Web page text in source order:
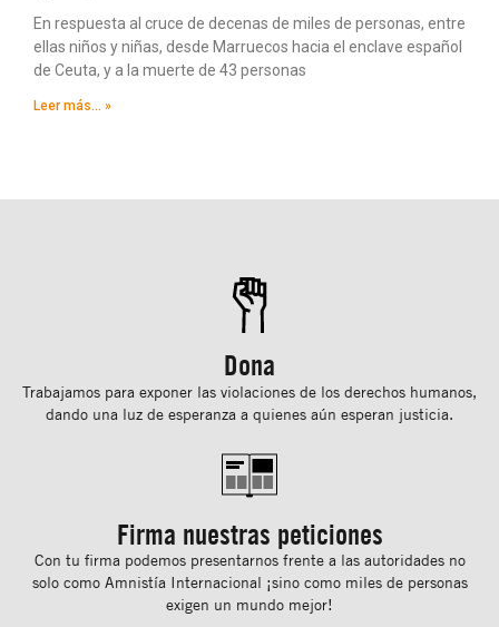
En respuesta al cruce de decenas de miles de personas, entre
ellas niños y niñas, desde Marruecos hacia el enclave español
de Ceuta, y a la muerte de 43 personas
Leer más... »
Dona
Trabajamos para exponer las violaciones de los derechos humanos,
dando una luz de esperanza a quienes aún esperan justicia.
Firma nuestras peticiones
Con tu ﬁrma podemos presentarnos frente a las autoridades no
solo como Amnistía Internacional ¡sino como miles de personas
exigen un mundo mejor!